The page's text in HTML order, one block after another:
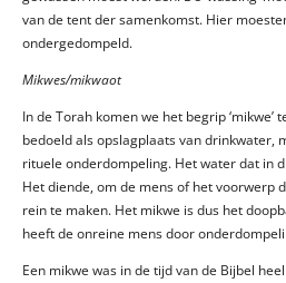
van de tent der samenkomst. Hier
ondergedompeld.
Mikwes/mikwaot
In de Torah komen we het begrip
bedoeld als opslagplaats van drinkwater,
rituele onderdompeling. Het water dat in
Het diende, om de mens of het voorwerp
rein te maken. Het mikwe is dus het
heeft de onreine mens door
Een mikwe was in de tijd van de Bijbel